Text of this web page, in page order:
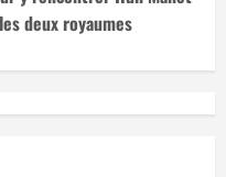
deux royaumes